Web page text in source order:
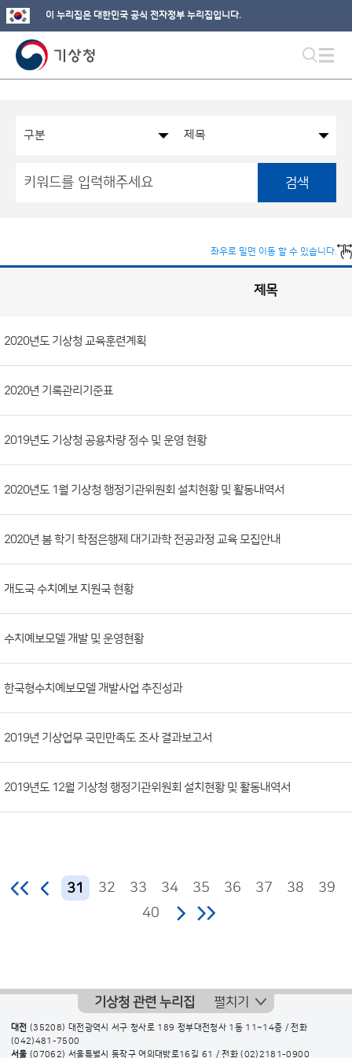
이 누리집은 대한민국 공식 전자정부 누리집입니다.
검색
좌우로 밀면 이동 할 수 있습니다.
공
개
정
보
목
록
류,
첨
부
일,
조
회
제목
2020년도 기상청 교육훈련계획
2020년 기록관리기준표
2019년도 기상청 공용차량 정수 및 운영 현황
2020년도 1월 기상청 행정기관위원회 설치현황 및 활동내역서
2020년 봄 학기 학점은행제 대기과학 전공과정 교육 모집안내
개도국 수치예보 지원국 현황
수치예보모델 개발 및 운영현황
한국형수치예보모델 개발사업 추진성과
2019년 기상업무 국민만족도 조사 결과보고서
2019년도 12월 기상청 행정기관위원회 설치현황 및 활동내역서
31 32 33 34 35 36 37 38
39
40
기상청 관련 누리집 펼치기
대전 (35208) 대전광역시 서구 청사로 189 정부대전청사 1동 11~14층 / 전화
(042)481-7500
서울 (07062) 서울특별시 동작구 여의대방로16길 61 / 전화(02)2181-0900